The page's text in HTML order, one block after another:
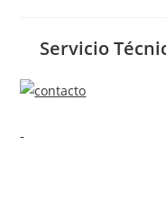
entrada:
Servicio